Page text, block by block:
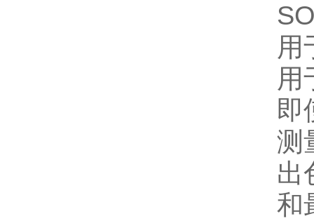
用
用
即
测
出
和